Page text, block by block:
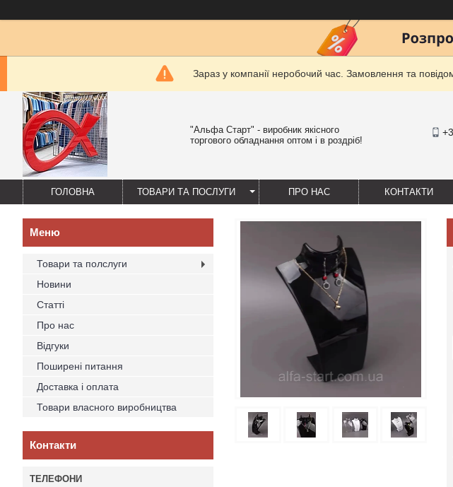
Зараз у компанії неробочий час. Замовлення та
"Альфа Старт" - виробник якісного
торгового обладнання оптом і в роздріб!
ГОЛОВНА ТОВАРИ ТА ПОСЛУГИ ПРО НАС КОНТАКТИ
Товари та полслуги
Новини
Статті
Про нас
Відгуки
Поширені питання
Доставка і оплата
Товари власного виробництва
Контакти